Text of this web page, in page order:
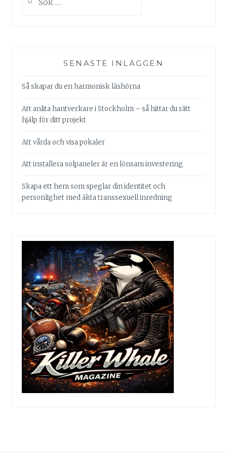
efter:
SENASTE INLÄGGEN
Så skapar du en harmonisk läshörna
Att anlita hantverkare i Stockholm – så hittar du rätt
hjälp för ditt projekt
Att vårda och visa pokaler
Att installera solpaneler är en lönsam investering
Skapa ett hem som speglar din identitet och
personlighet med äkta transsexuell inredning